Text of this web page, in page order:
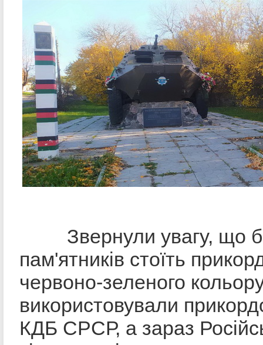
Звернули увагу, що
пам'ятників стоїть
червоно-зеленого
використовували
КДБ СРСР, а зараз